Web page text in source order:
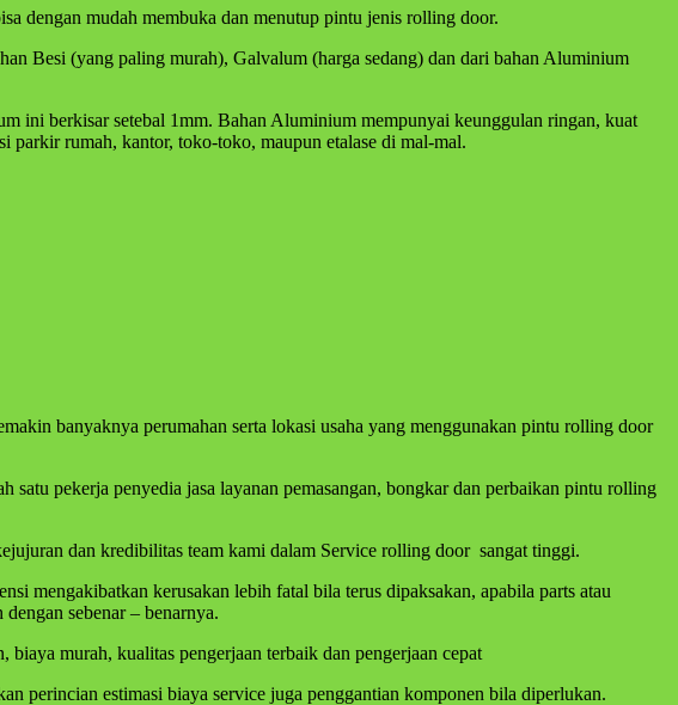
dengan mudah membuka dan menutup pintu jenis rolling door.
Besi (yang paling murah), Galvalum (harga sedang) dan dari bahan Aluminium
ini berkisar setebal 1mm. Bahan Aluminium mempunyai keunggulan ringan, kuat
parkir rumah, kantor, toko-toko, maupun etalase di mal-mal.
banyaknya perumahan serta lokasi usaha yang menggunakan pintu rolling door
pekerja penyedia jasa layanan pemasangan, bongkar dan perbaikan pintu rolling
dan kredibilitas team kami dalam Service rolling door sangat tinggi.
mengakibatkan kerusakan lebih fatal bila terus dipaksakan, apabila parts atau
sebenar – benarnya.
murah, kualitas pengerjaan terbaik dan pengerjaan cepat
perincian estimasi biaya service juga penggantian komponen bila diperlukan.